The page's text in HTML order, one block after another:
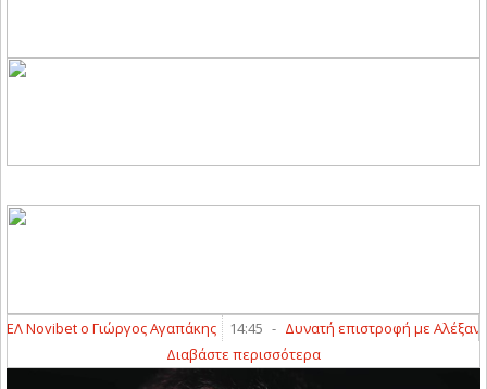
Novibet ο Γιώργος Αγαπάκης 14:45 -
Δυνατή επιστροφή με
Διαβάστε περισσότερα